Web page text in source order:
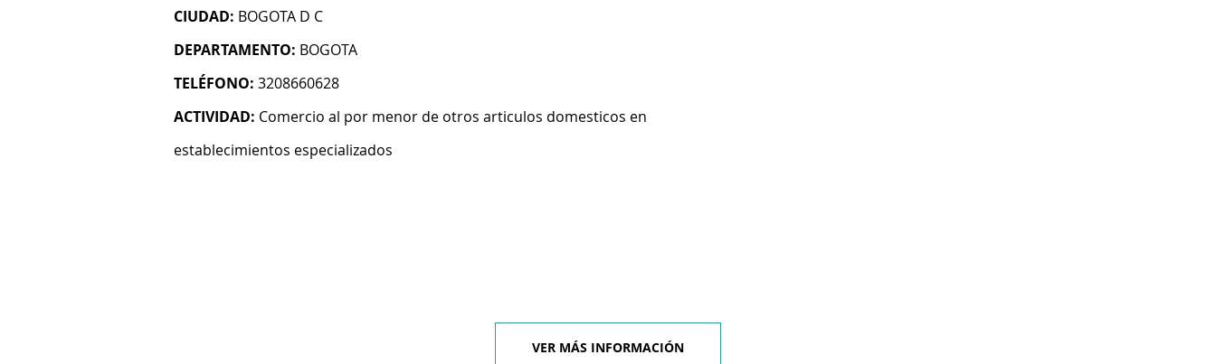
CIUDAD: BOGOTA D C
DEPARTAMENTO: BOGOTA
TELÉFONO: 3208660628
ACTIVIDAD: Comercio al por menor de otros articulos domesticos en
establecimientos especializados
VER MÁS INFORMACIÓN